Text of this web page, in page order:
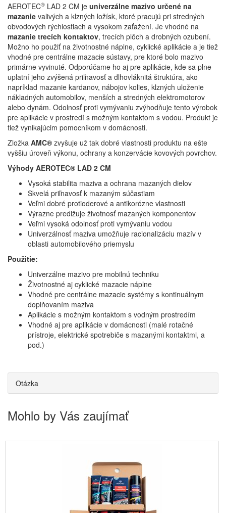
AEROTEC® LAD 2 CM je univerzálne mazivo určené na
mazanie valivých a klzných ložísk, ktoré pracujú pri stredných
obvodových rýchlostiach a vysokom zaťažení. Je vhodné na
mazanie trecích kontaktov, trecích plôch a drobných ozubení.
Možno ho použiť na životnostné náplne, cyklické aplikácie a je tiež
vhodné pre centrálne mazacie sústavy, pre ktoré bolo mazivo
primárne vyvinuté. Odporúčame ho aj pre aplikácie, kde sa plne
uplatní jeho zvýšená priľnavosť a dlhovláknitá štruktúra, ako
napríklad mazanie kardanov, nábojov kolies, klzných uloženie
nákladných automobilov, menších a stredných elektromotorov
alebo dynám. Odolnosť proti vymývaniu zvýhodňuje tento výrobok
pre aplikácie v prostredí s možným kontaktom s vodou. Produkt je
tiež vynikajúcim pomocníkom v domácnosti.
Zložka AMC® zvyšuje už tak dobré vlastnosti produktu na ešte
vyššiu úroveň výkonu, ochrany a konzervácie kovových povrchov.
Výhody AEROTEC® LAD 2 CM
Vysoká stabilita maziva a ochrana mazaných dielov
Skvelá priľnavosť k mazaným súčastiam
Veľmi dobré protioderové a antikorózne vlastnosti
Výrazne predlžuje životnosť mazaných komponentov
Veľmi vysoká odolnosť proti vymývaniu vodou
Univerzálnosť maziva umožňuje racionalizáciu mazív v
oblasti automobilového priemyslu
Použitie:
Univerzálne mazivo pre mobilnú techniku
Životnostné aj cyklické mazacie náplne
Vhodné pre centrálne mazacie systémy s kontinuálnym
doplňovaním maziva
Aplikácie s možným kontaktom s vodným prostredím
Vhodné aj pre aplikácie v domácnosti (malé rotačné
prístroje, elektrické spotrebiče s mazanými kontaktmi, a
pod.)
Otázka
Mohlo by Vás zaujímať